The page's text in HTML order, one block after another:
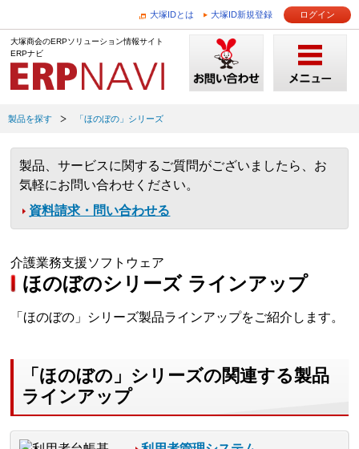
大塚IDとは 大塚ID新規登録 ログイン
大塚商会のERPソリューション情報サイト
ERPナビ
製品を探す 「ほのぼの」シリーズ
製品、サービスに関するご質問がございましたら、お
気軽にお問い合わせください。
資料請求・問い合わせる
介護業務支援ソフトウェア
ほのぼのシリーズ ラインアップ
「ほのぼの」シリーズ製品ラインアップをご紹介します。
「ほのぼの」シリーズの関連する製品
ラインアップ